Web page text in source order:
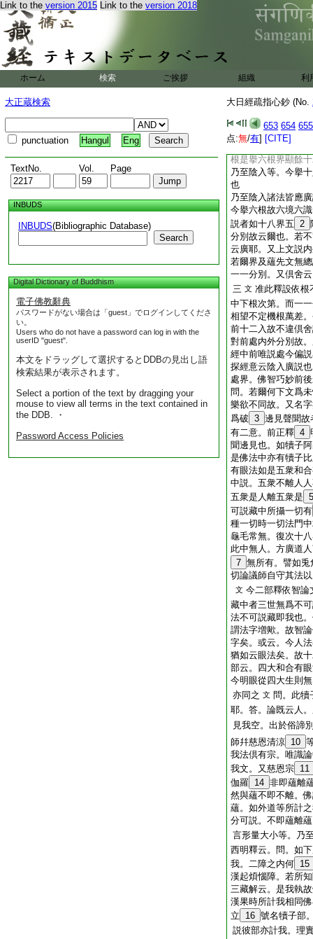
Link to the version 2015 Link to the version 2018
ホーム 検索 ご挨拶 組織 利
大正蔵検索
punctuation Hangul Eng
TextNo. Vol. Page
INBUDS
INBUDS(Bibliographic Database)
Search
Digital Dictionary of Buddhism
電子佛教辭典
パスワードがない場合は「guest」でログインしてくださ
い。
Users who do not have a password can log in with the
userID "guest".
本文をドラッグして選択するとDDBの見出し語
検索結果が表示されます。
Select a portion of the text by dragging your
mouse to view all terms in the text contained in
the DDB. ・
Password Access Policies
大日經疏指心鈔 (No.
653 654 655
点:無/有] [CITE]
傳漫荼羅有地獄衆
足壇何闕彼矣
前説不在三處等者
云。三科云三處歟
界不攝無漏無爲等
外十二處即攝一切
心今六根各別觀心
別。例如倶舍云愚
也。或云内外兩間
根是擧六根界顯餘
乃至陰入等。今擧
也
乃至陰入諸法皆應
今擧六根故六境六
説者如十八界五 2
分別故云爾也。若
云廣耶。又上文説
若爾界及蘊先文無
一一分別。又倶舍
三 文 准此釋設依根
中下根次第。而一
相望不定機根萬差
前十二入故不違倶
對前處内外分別故
經中前唯説處今偏
探經意云陰入廣説
處界。佛智巧妙前
問。若爾何下文爲
樂欲不同故。又名
爲破 3 邊見聲聞故
有二意。前正釋 4
聞邊見也。如犢子
是佛法中亦有犢子
有眼法如是五衆和
中説。五衆不離人
五衆是人離五衆是 5
可説藏中所攝一切有
種一切時一切法門
龜毛常無。復次十
此中無人。方廣道
7 無所有。譬如兎
切論議師自守其法
文 今二部釋依智論
藏中者三世無爲不
法不可説藏即我也
謂法字増歟。故智
字矣。或云。今人
猶如云眼法矣。故
部云。四大和合有
今明眼從四大生則
亦同之 文 問。此犢
耶。答。論既云人
見我空。出於俗諦
師幷慈恩清涼 10
我法倶有宗。唯識
我文。又慈恩宗 11
伽羅 14 非即蘊離
然與蘊不即不離。
蘊。如外道等所計
分可説。不即蘊離
言形量大小等。乃
西明釋云。問。如
我。二障之内何 15
漢起煩惱障。若所
三藏解云。是我執
漢果時所計我相同
立
16 號名犢子部
説彼部亦計我。理